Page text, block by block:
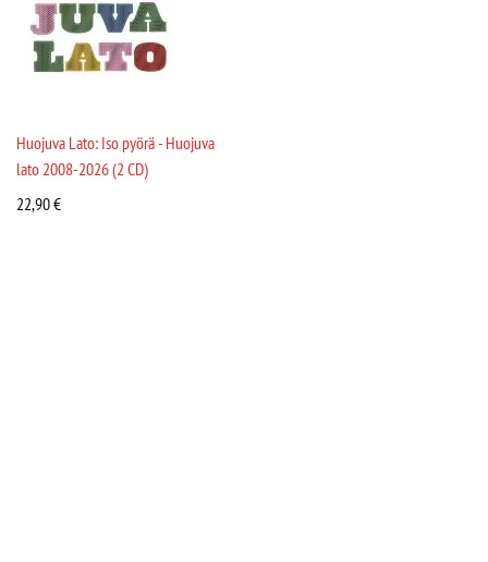
Huojuva Lato: Iso pyörä - Huojuva
lato 2008-2026 (2 CD)
22,90€